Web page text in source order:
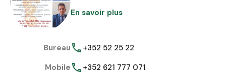
En savoir plus
Bureau
+352 52 25 22
Mobile
+352 621 777 071